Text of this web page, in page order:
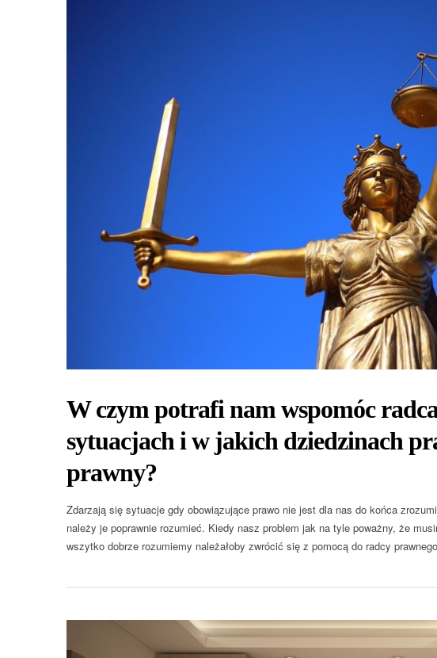
W czym potrafi nam wspomóc
sytuacjach i w jakich dziedzinach
prawny?
Zdarzają się sytuacje gdy obowiązujące prawo nie jest dla nas do końca
należy je poprawnie rozumieć. Kiedy nasz problem jak na tyle poważny, że
wszytko dobrze rozumiemy należałoby zwrócić się z pomocą do radcy